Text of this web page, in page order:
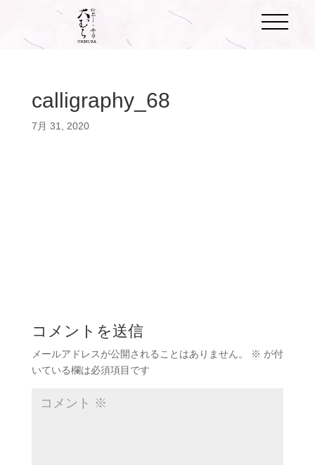
calligraphy_68
7月 31, 2020
コメントを送信
メールアドレスが公開されることはありません。 ※ が付
いている欄は必須項目です